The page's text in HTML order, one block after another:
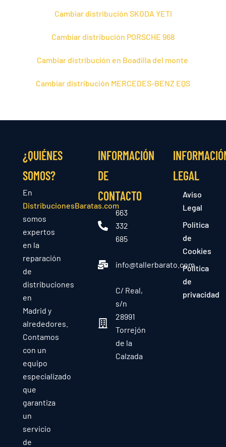
Cambiar distribución SKODA YETI
Cambiar distribución PORSCHE 968
Cambiar distribución en Boadilla del monte
Cambiar distribución MERCEDES-BENZ EQS
¿QUIÉNES
SOMOS?
En
DistribucionesBaratas.com
somos
expertos
en la
reparación
de
distribuciones
en
Madrid y
alrededores.
Contamos
con un
equipo
especializado
que
garantiza
un
servicio
de
INFORMACIÓN
DE
CONTACTO
663
332
685
info@tallerbarato.com
C/ Real,
s/n
28991
Torrejón
de la
Calzada
LEGAL
Aviso
Legal
Política
de
Cookies
Política
de
privacidad